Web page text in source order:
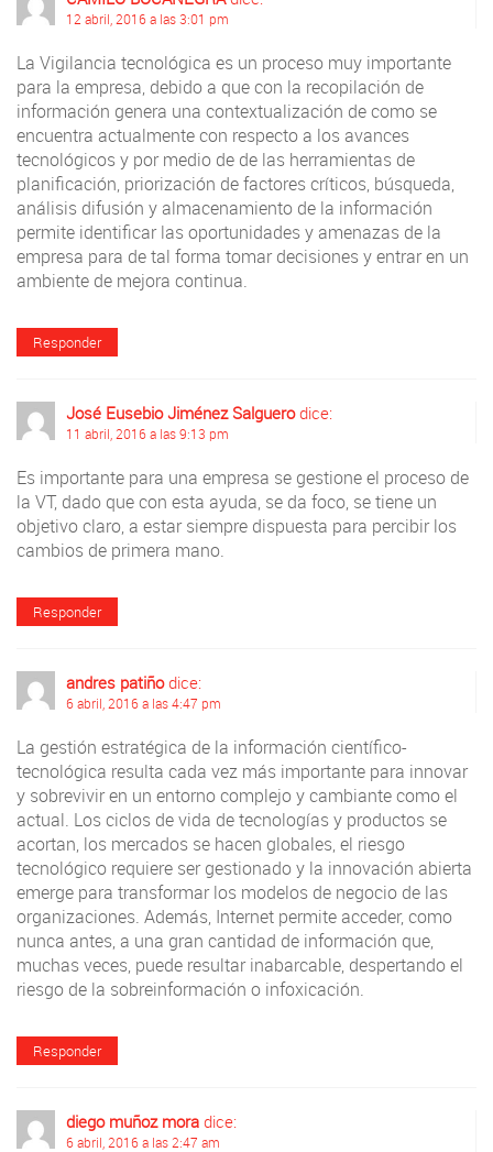
12 abril, 2016 a las 3:01 pm
La Vigilancia tecnológica es un proceso muy importante
para la empresa, debido a que con la recopilación de
información genera una contextualización de como se
encuentra actualmente con respecto a los avances
tecnológicos y por medio de de las herramientas de
planificación, priorización de factores críticos, búsqueda,
análisis difusión y almacenamiento de la información
permite identificar las oportunidades y amenazas de la
empresa para de tal forma tomar decisiones y entrar en un
ambiente de mejora continua.
Responder
José Eusebio Jiménez Salguero dice:
11 abril, 2016 a las 9:13 pm
Es importante para una empresa se gestione el proceso de
la VT, dado que con esta ayuda, se da foco, se tiene un
objetivo claro, a estar siempre dispuesta para percibir los
cambios de primera mano.
Responder
andres patiño dice:
6 abril, 2016 a las 4:47 pm
La gestión estratégica de la información científico-
tecnológica resulta cada vez más importante para innovar
y sobrevivir en un entorno complejo y cambiante como el
actual. Los ciclos de vida de tecnologías y productos se
acortan, los mercados se hacen globales, el riesgo
tecnológico requiere ser gestionado y la innovación abierta
emerge para transformar los modelos de negocio de las
organizaciones. Además, Internet permite acceder, como
nunca antes, a una gran cantidad de información que,
muchas veces, puede resultar inabarcable, despertando el
riesgo de la sobreinformación o infoxicación.
Responder
diego muñoz mora dice:
6 abril, 2016 a las 2:47 am